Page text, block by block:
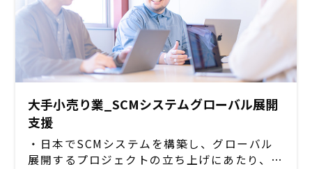
大手小売り業_SCMシステムグローバル展開
支援
・日本でSCMシステムを構築し、グローバル
展開するプロジェクトの立ち上げにあたり、